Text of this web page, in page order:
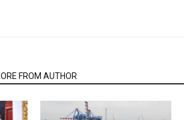
FROM AUTHOR